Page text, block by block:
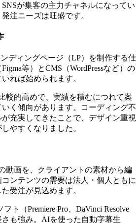
が集客の主力チャネルになってい
注ニーズは旺盛です。
ディングページ（LP）を制作する仕
等）とCMS（WordPressなど）の
れば始められます。
較的高めで、実績を積むにつれて案
く傾向があります。コーディング不
充実してきたことで、デザイン重視
やすくなりました。
動画を、クライアントの素材から編
ンテンツの需要は法人・個人ともに
受注が見込めます。
ト（Premiere Pro、DaVinci Resolve
も強み。AIを使った自動字幕生